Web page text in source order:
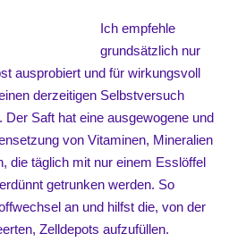
Ich empfehle
grundsätzlich nur
ausprobiert und für wirkungsvoll
derzeitigen Selbstversuch
Der Saft hat eine ausgewogene und
von Vitaminen, Mineralien
die täglich mit nur einem Esslöffel
getrunken werden. So
an und hilfst die, von der
Zelldepots aufzufüllen.